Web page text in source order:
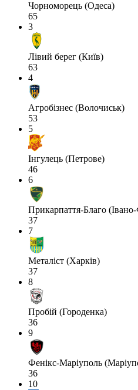
Чорноморець (Одеса)
65
3
Лівий берег (Київ)
63
4
Агробізнес (Волочиськ)
53
5
Інгулець (Петрове)
46
6
Прикарпаття-Благо
37
7
Металіст (Харків)
37
8
Пробій (Городенка)
36
9
Фенікс-Маріуполь
36
10